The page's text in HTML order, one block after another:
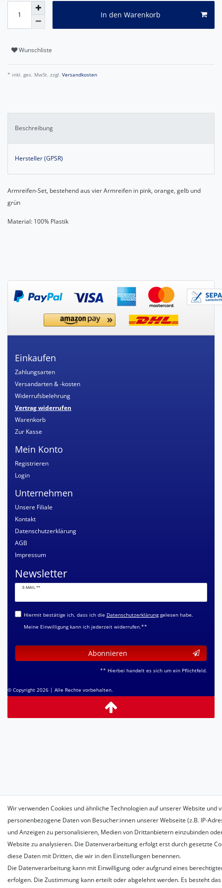
In den Warenkorb
Wunschliste
* inkl. ges. MwSt. zzgl. Versandkosten
Beschreibung
Hersteller (GPSR)
Armreifen-Set, bestehend aus vier Armreifen in pink, orange, gelb und
grün
Material: 100% Plastik
Einkaufen
Zahlungsarten
Versandarten & -kosten
Widerrufsbelehrung
Vertrag widerrufen
Warenkorb
Zur Kasse
Mein Konto
Registrieren
Login
Unternehmen
Unsere Filiale
Kontakt
Datenschutzerklärung
AGB
Impressum
Newsletter
E-MAIL **
Newsletter
Honig
Hiermit bestätige ich, dass ich die Daten­schutz­erklärunggelesen habe.
Meine Einwilligung kann ich jederzeit widerrufen.**
Abonnieren
** Hierbei handelt es sich um ein Pflichtfeld.
© Copyright 2026 | Alle Rechte vorbehalten.
Wir verwenden Cookies und ähnliche Technologien auf unserer Website und
personenbezogene Daten von Besucher:innen unserer Webseite (z.B. IP-
und Anzeigen zu personalisieren, Medien von Drittanbietern einzubinden
Website zu analysieren. Die Datenverarbeitung erfolgt erst durch gesetzte
diese Daten mit Dritten, die wir in den Einstellungen benennen.
Die Datenverarbeitung kann mit Einwilligung oder aufgrund eines
erfolgen. Die Zustimmung kann erteilt oder abgelehnt werden. Es besteht das